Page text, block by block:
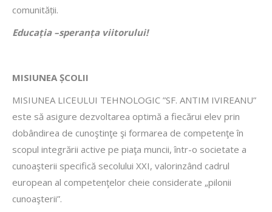
comunității.
Educația –speranța viitorului!
MISIUNEA ȘCOLII
MISIUNEA LICEULUI TEHNOLOGIC ”SF. ANTIM IVIREANU”
este să asigure dezvoltarea optimă a fiecărui elev prin
dobândirea de cunoştinţe şi formarea de competenţe în
scopul integrării active pe piaţa muncii, într-o societate a
cunoaşterii specifică secolului XXI, valorinzând cadrul
european al competenţelor cheie considerate „pilonii
cunoaşterii”.